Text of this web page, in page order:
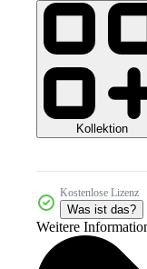
Kollektion
Kostenlose Lizenz
Was ist das?
Weitere